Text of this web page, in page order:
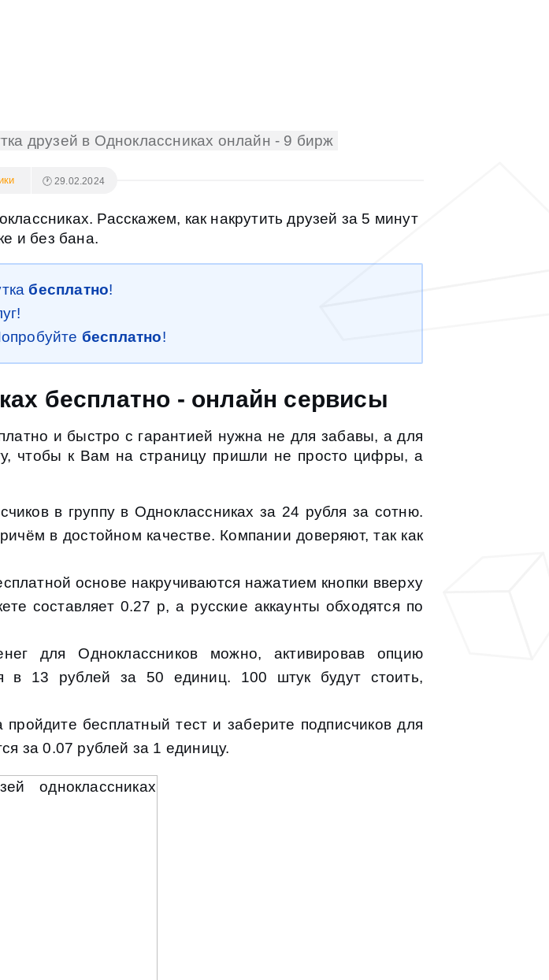
друзей в Одноклассниках онлайн - 9 бирж
🕐 29.02.2024
Расскажем, как накрутить друзей за 5 минут
и без бана.
бесплатно!
бесплатно!
бесплатно - онлайн сервисы
и быстро с гарантией нужна не для забавы, а для
чтобы к Вам на страницу пришли не просто цифры, а
в группу в Одноклассниках за 24 рубля за сотню.
в достойном качестве. Компании доверяют, так как
основе накручиваются нажатием кнопки вверху
составляет 0.27 р, а русские аккаунты обходятся по
для Одноклассников можно, активировав опцию
в 13 рублей за 50 единиц. 100 штук будут стоить,
бесплатный тест и заберите подписчиков для
за 0.07 рублей за 1 единицу.